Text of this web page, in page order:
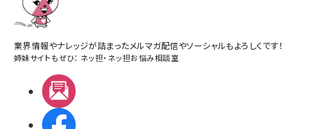
業界情報やナレッジが詰まったメルマガ配信やソーシャルもよろしくです！
姉妹サイトもぜひ： ネッ担・ ネッ担お悩み相談室